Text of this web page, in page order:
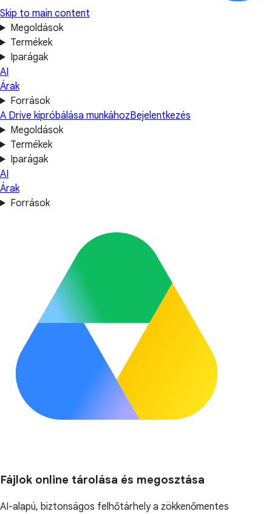
Skip to main content
Megoldások
Termékek
Iparágak
AI
Árak
Források
A Drive kipróbálása munkáhozBejelentkezés
Megoldások
Termékek
Iparágak
AI
Árak
Források
Fájlok online tárolása és megosztása
AI-alapú, biztonságos felhőtárhely a zökkenőmentes